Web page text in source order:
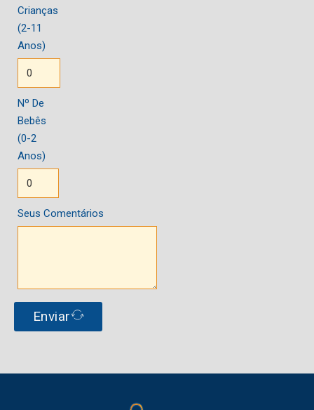
Crianças
(2-11
Anos)
Nº De
Bebês
(0-2
Anos)
Seus Comentários
Enviar